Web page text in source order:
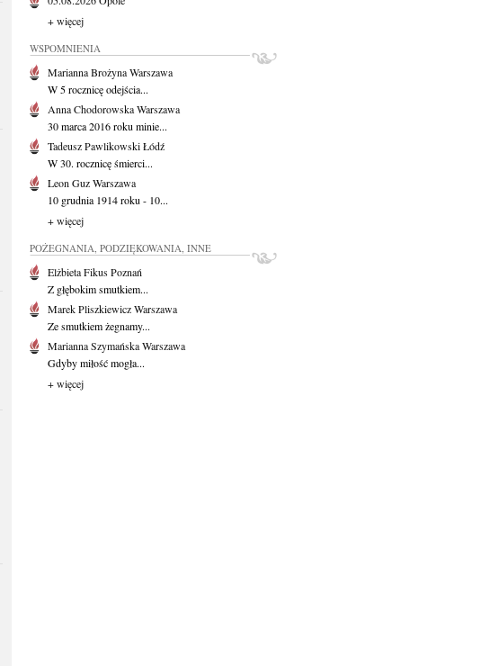
+ więcej
WSPOMNIENIA
Marianna BrożynaWarszawa
W 5 rocznicę odejścia...
Anna ChodorowskaWarszawa
30 marca 2016 roku minie...
Tadeusz PawlikowskiŁódź
W 30. rocznicę śmierci...
Leon GuzWarszawa
10 grudnia 1914 roku - 10...
+ więcej
POŻEGNANIA, PODZIĘKOWANIA, INNE
Elżbieta FikusPoznań
Z głębokim smutkiem...
Marek PliszkiewiczWarszawa
Ze smutkiem żegnamy...
Marianna SzymańskaWarszawa
Gdyby miłość mogła...
+ więcej